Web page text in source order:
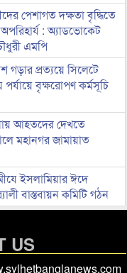
পেশাগত দক্ষতা বৃদ্ধিতে
অপরিহার্য : অ্যাডভোকেট
এমপি
গড়ার প্রত্যয়ে সিলেটে
পর্যায়ে বৃক্ষরোপণ কর্মসূচি
আহতদের দেখতে
মহানগর জামায়াত
ইসলামিয়ার ঈদে
বাস্তবায়ন কমিটি গঠন
US